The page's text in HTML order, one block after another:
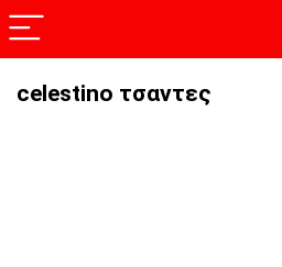
celestino τσαντες